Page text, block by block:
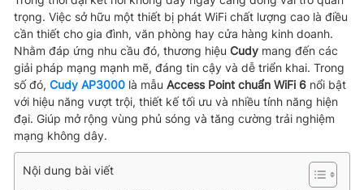
trọng. Việc sở hữu một thiết bị phát WiFi chất lượng cao là điều
cần thiết cho gia đình, văn phòng hay cửa hàng kinh doanh.
Nhằm đáp ứng nhu cầu đó, thương hiệu Cudy mang đến các
giải pháp mạng mạnh mẽ, đáng tin cậy và dễ triển khai. Trong
số đó, Cudy AP3000 là mẫu Access Point chuẩn WiFi 6 nổi bật
với hiệu năng vượt trội, thiết kế tối ưu và nhiều tính năng hiện
đại. Giúp mở rộng vùng phủ sóng và tăng cường trải nghiệm
mạng không dây.
Nội dung bài viết